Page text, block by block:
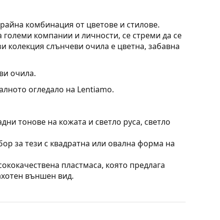
комбинация от цветове и стилове.
компании и личности, се стреми да се
слънчеви очила е цветна, забавна
очила.
огледало на Lentiamo.
тонове на кожата и светло руса, светло
за тези с квадратна или овална форма на
пластмаса, която предлага
външен вид.